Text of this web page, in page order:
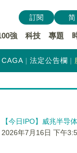
強 科技 專題
訂閱 简
CAGA 法定公告欄
【今日IPO】威兆半导
2026年7月16日 下午